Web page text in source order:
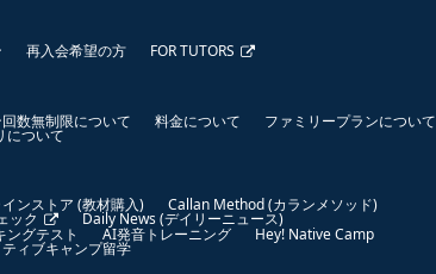
再入会希望の方 FOR TUTORS
数無制限について 料金について ファミリープランについて
について
ンストア (教材購入) Callan Method (カランメソッド)
ック Daily News (デイリーニュース)
ングテスト AI発音トレーニング Hey! Native Camp
ィブキャンプ留学